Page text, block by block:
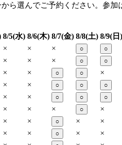
ら選んでご予約ください。参加
8/5(水) 8/6(木) 8/7(金) 8/8(土) 8/9(日)
× × × ○ ○
× × × ○ ○
× × ○ ○
×
× × ○ ○ ○
× × ○ ○ ○
× × × ○
×
× × ○ ×
×
× × ○ ×
×